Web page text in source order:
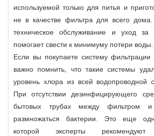
используемой только для питья и
не в качестве фильтра для всего
техническое обслуживание и уход за
помогает свести к минимуму потери воды.
Если вы покупаете систему фильтрации
важно помнить, что такие системы
уровень хлора из всей водопроводной
При отсутствии дезинфицирующего
бытовых трубах между фильтром
размножаться бактерии. Это еще
которой эксперты рекомендуют